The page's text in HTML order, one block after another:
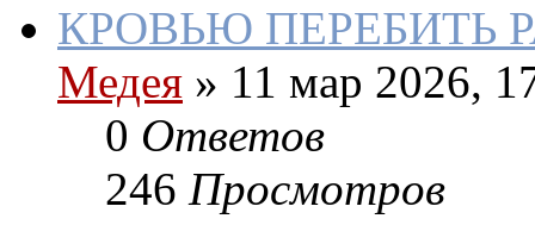
КРОВЬЮ ПЕРЕБИТЬ
Медея » 11 мар 2026,
0 Ответов
246 Просмотров